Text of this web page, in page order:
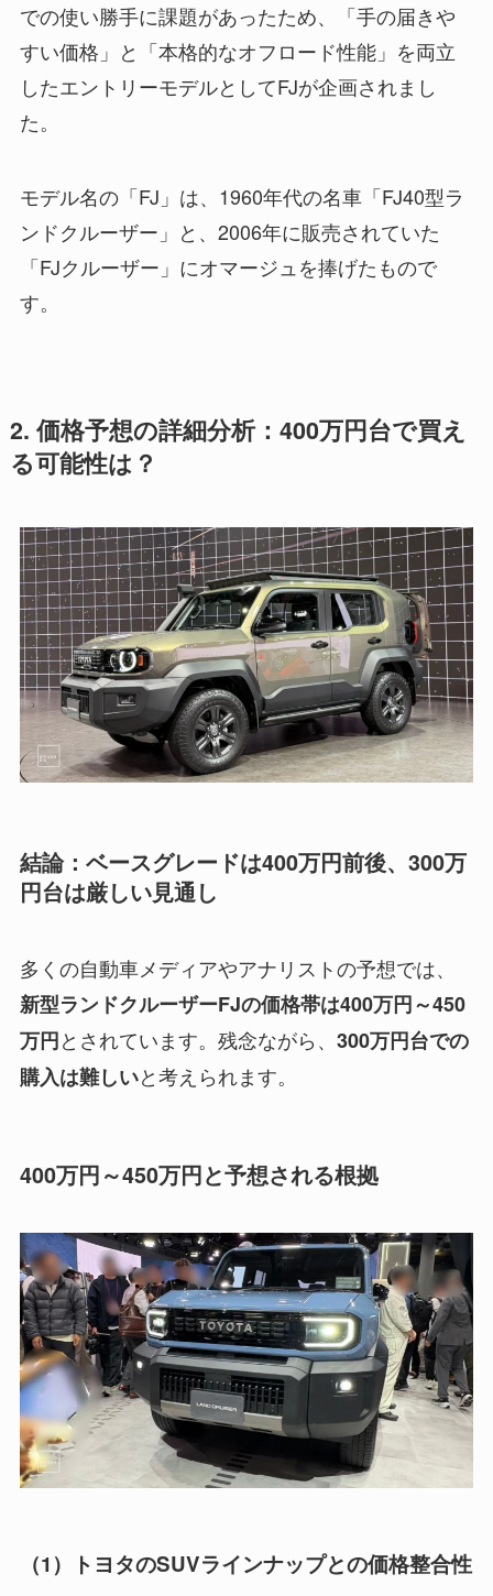
での使い勝手に課題があったため、「手の届きや
すい価格」と「本格的なオフロード性能」を両立
したエントリーモデルとしてFJが企画されまし
た。
モデル名の「FJ」は、1960年代の名車「FJ40型ラ
ンドクルーザー」と、2006年に販売されていた
「FJクルーザー」にオマージュを捧げたもので
す。
2. 価格予想の詳細分析：400万円台で買え
る可能性は？
結論：ベースグレードは400万円前後、300万
円台は厳しい見通し
多くの自動車メディアやアナリストの予想では、
新型ランドクルーザーFJの価格帯は400万円～450
万円とされています。残念ながら、 300万円台での
購入は難しいと考えられます。
400万円～450万円と予想される根拠
（1）トヨタのSUVラインナップとの価格整合性